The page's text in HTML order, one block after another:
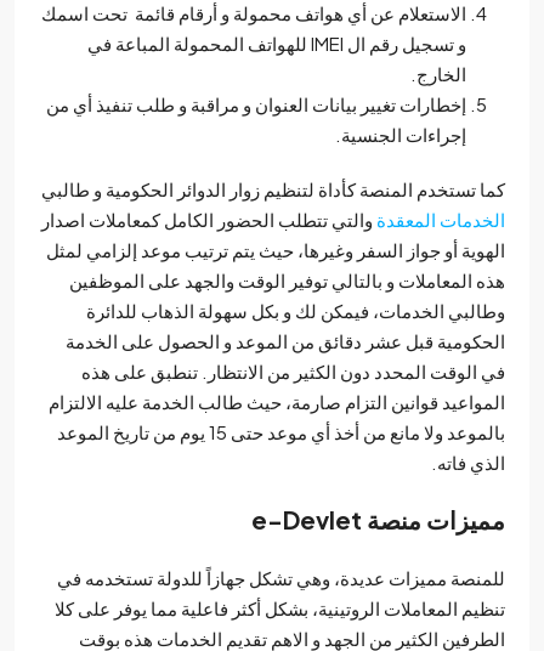
الاستعلام عن أي هواتف محمولة و أرقام قائمة تحت اسمك
و تسجيل رقم ال IMEI للهواتف المحمولة المباعة في
إخطارات تغيير بيانات العنوان و مراقبة و طلب تنفيذ أي من
إجراءات الجنسية.
تستخدم المنصة كأداة لتنظيم زوار الدوائر الحكومية و طالبي
المعقدة والتي تتطلب الحضور الكامل كمعاملات اصدار
أو جواز السفر وغيرها، حيث يتم ترتيب موعد إلزامي لمثل
المعاملات و بالتالي توفير الوقت والجهد على الموظفين
الخدمات، فيمكن لك و بكل سهولة الذهاب للدائرة
قبل عشر دقائق من الموعد و الحصول على الخدمة
المحدد دون الكثير من الانتظار. تنطبق على هذه
قوانين التزام صارمة، حيث طالب الخدمة عليه الالتزام
بالموعد ولا مانع من أخذ أي موعد حتى 15 يوم من تاريخ الموعد
فاته.
منصة e-Devlet
مميزات عديدة، وهي تشكل جهازاً للدولة تستخدمه في
المعاملات الروتينية، بشكل أكثر فاعلية مما يوفر على كلا
الكثير من الجهد و الاهم تقديم الخدمات هذه بوقت